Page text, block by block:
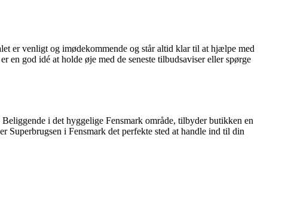
er venligt og imødekommende og står altid klar til at hjælpe med
en god idé at holde øje med de seneste tilbudsaviser eller spørge
i det hyggelige Fensmark område, tilbyder butikken en
Superbrugsen i Fensmark det perfekte sted at handle ind til din